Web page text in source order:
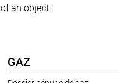
an object.
GAZ